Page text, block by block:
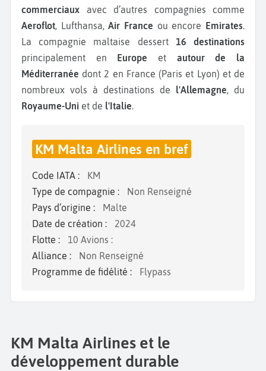
commerciaux avec d’autres compagnies comme
Aeroflot, Lufthansa,Air France ou encore Emirates.
La compagnie maltaise dessert 16 destinations
principalement en Europe et autour de la
Méditerranée dont 2 en France (Paris et Lyon) et de
nombreux vols à destinations de l'Allemagne, du
Royaume-Uni et de l'Italie.
KM Malta Airlines en bref
Code IATA :
KM
Type de compagnie :
Non Renseigné
Pays d’origine :
Malte
Date de création :
2024
Flotte :
10 Avions :
Alliance :
Non Renseigné
Programme de fidélité :
Flypass
KM Malta Airlines et le
développement durable